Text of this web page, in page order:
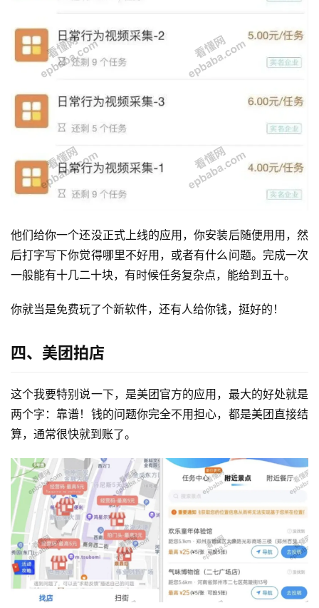
运
营
产
品
他们给你一个还没正式上线的应用，你安装后随便用用，然
后打字写下你觉得哪里不好用，或者有什么问题。完成一次
一般能有十几二十块，有时候任务复杂点，能给到五十。
你就当是免费玩了个新软件，还有人给你钱，挺好的！
四、美团拍店
这个我要特别说一下，是美团官方的应用，最大的好处就是
两个字：靠谱！钱的问题你完全不用担心，都是美团直接结
算，通常很快就到账了。